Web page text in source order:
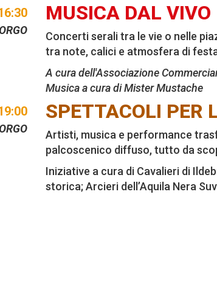
MUSICA DAL VIVO
Concerti serali tra le vie o nelle
tra note, calici e atmosfera di
A cura dell'Associazione
Musica a cura di Mister Mustache
SPETTACOLI PER
Artisti, musica e performance
palcoscenico diffuso, tutto da
Iniziative a cura di Cavalieri di
storica; Arcieri dell’Aquila Nera